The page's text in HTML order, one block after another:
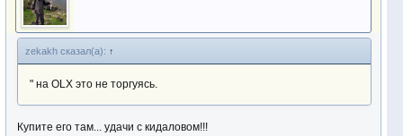
zekakh сказал(а): ↑
" на OLX это не торгуясь.
Купите его там... удачи с кидаловом!!!